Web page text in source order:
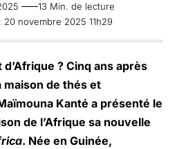
novembre 2025 11h29
13 Min. de lecture
? Cinq ans après
maison de thés et
Kanté a présenté le
de l’Afrique sa nouvelle
. Née en Guinée,